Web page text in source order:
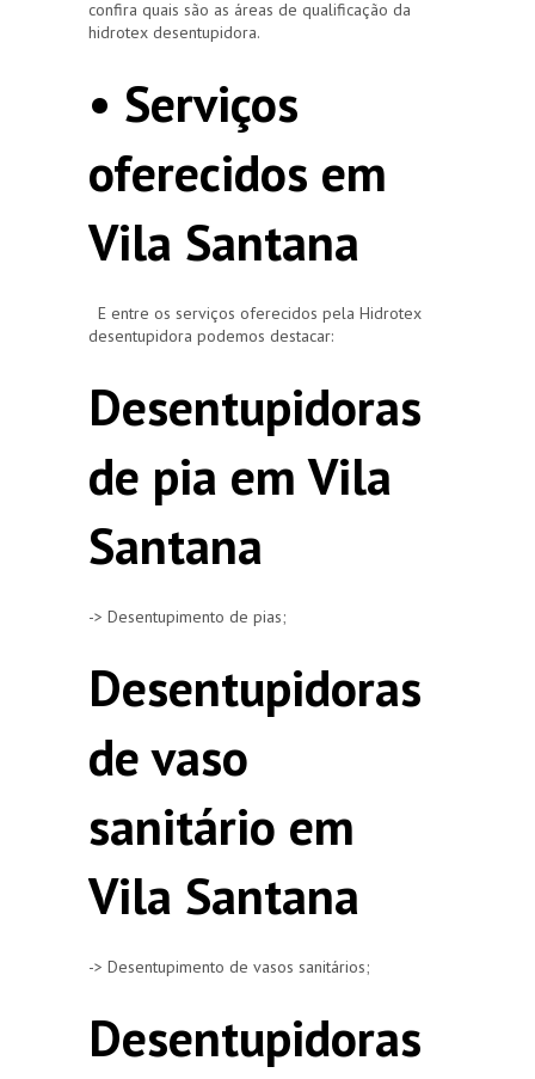
confira quais são as áreas de qualificação da
hidrotex desentupidora.
• Serviços
oferecidos em
Vila Santana
E entre os serviços oferecidos pela Hidrotex
desentupidora podemos destacar:
Desentupidoras
de pia em Vila
Santana
-> Desentupimento de pias;
Desentupidoras
de vaso
sanitário em
Vila Santana
-> Desentupimento de vasos sanitários;
Desentupidoras